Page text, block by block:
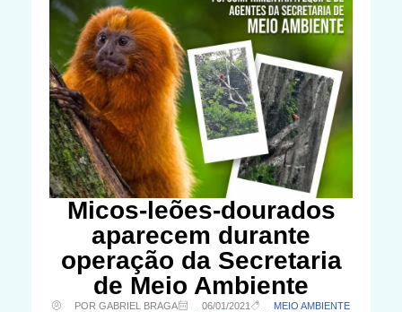
Micos-leões-dourados
aparecem durante
operação da Secretaria
de Meio Ambiente
POR GABRIEL BRAGA 06/01/2021 MEIO AMBIENTE